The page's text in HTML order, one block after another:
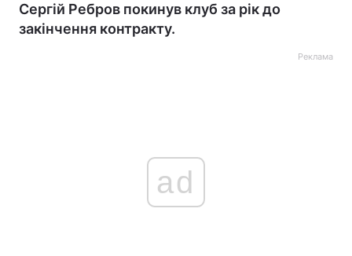
Сергій Ребров покинув клуб за рік до
закінчення контракту.
Реклама
ad